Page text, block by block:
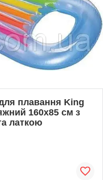
плавання King
160х85 см з
латкою